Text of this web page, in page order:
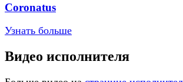
Coronatus
Узнать больше
Видео исполнителя